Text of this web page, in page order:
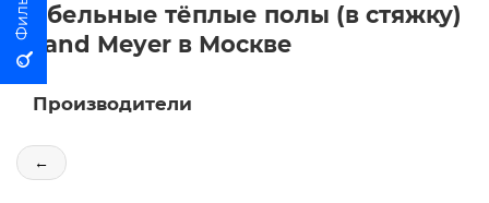
Кабельные тёплые полы (в стяжку)
Grand Meyer в Москве
Производители
←